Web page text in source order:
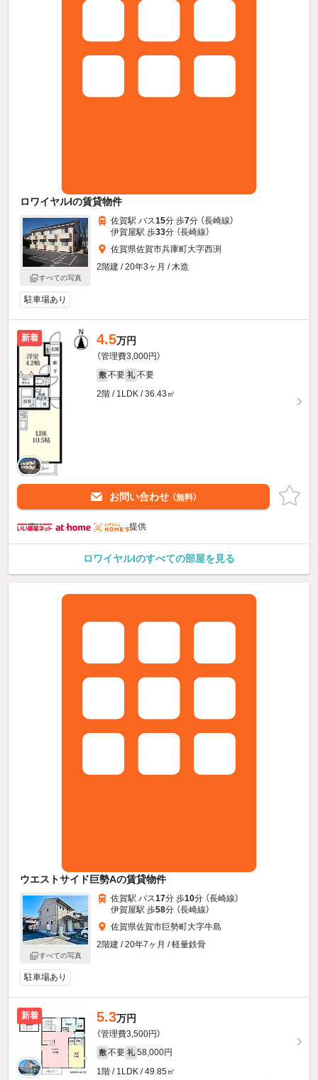
ロワイヤルIの賃貸物件
すべての写真
佐賀駅 バス15分 歩7分 （長崎線）
伊賀屋駅 歩33分 （長崎線）
佐賀県佐賀市兵庫町大字西渕
2階建 / 20年3ヶ月 / 木造
駐車場あり
新着 4.5万円
（管理費3,000円）
敷 不要 礼 不要
2階 / 1LDK / 36.43㎡
お問い合わせ （無料）
提供
ロワイヤルIのすべての部屋を見る
ウエストサイド巨勢Aの賃貸物件
すべての写真
佐賀駅 バス17分 歩10分 （長崎線）
伊賀屋駅 歩58分 （長崎線）
佐賀県佐賀市巨勢町大字牛島
2階建 / 20年7ヶ月 / 軽量鉄骨
駐車場あり
新着 5.3万円
（管理費3,500円）
敷 不要 礼 58,000円
1階 / 1LDK / 49.85㎡